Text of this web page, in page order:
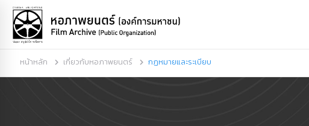
หน้าหลัก เกี่ยวกับหอภาพยนตร์ กฏหมายและระเบียบ